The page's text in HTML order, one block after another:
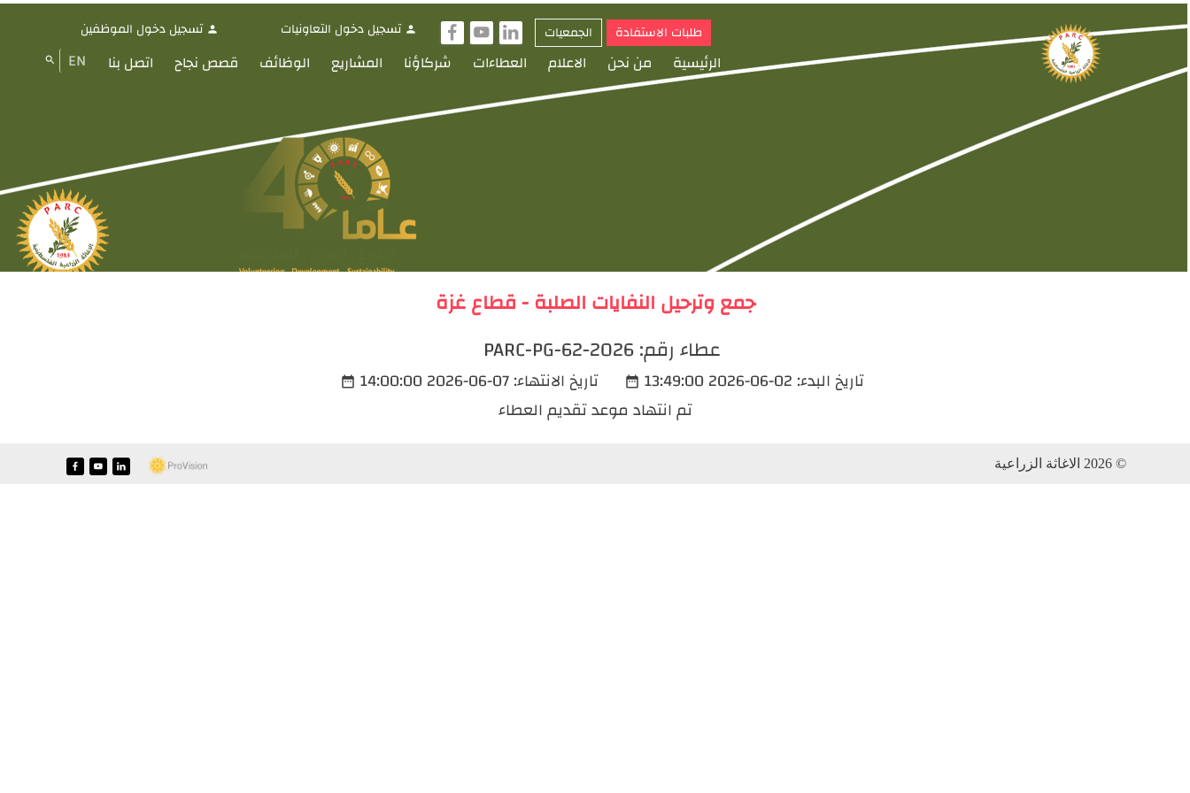
طلبات الاستفادة الجمعيات i
y
f
person تسجيل دخول التعاونيات person تسجيل دخول الموظفين
الرئيسية من نحن الاعلام العطاءات شركاؤنا المشاريع الوظائف قصص نجاح اتصل بنا EN
search
جمع وترحيل النفايات الصلبة - قطاع غزة
عطاء رقم:PARC-PG-62-2026
تاريخ البدء: 2026-06-02 13:49:00
date_range تاريخ الانتهاء:2026-06-07 14:00:00
date_range
تم انتهاد موعد تقديم العطاء
© 2026 الاغاثة الزراعية i
y
f